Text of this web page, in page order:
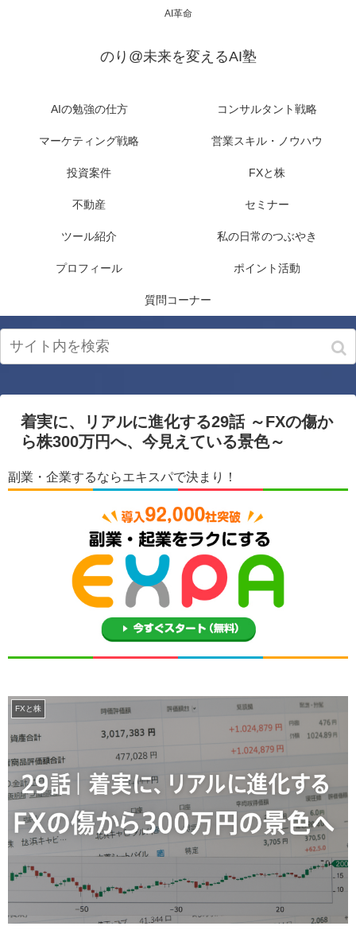
AI革命
のり@未来を変えるAI塾
AIの勉強の仕方 コンサルタント戦略
マーケティング戦略 営業スキル・ノウハウ
投資案件 FXと株
不動産 セミナー
ツール紹介 私の日常のつぶやき
プロフィール ポイント活動
質問コーナー
着実に、リアルに進化する29話 ～FXの傷か
ら株300万円へ、今見えている景色～
副業・企業するならエキスパで決まり！
FXと株